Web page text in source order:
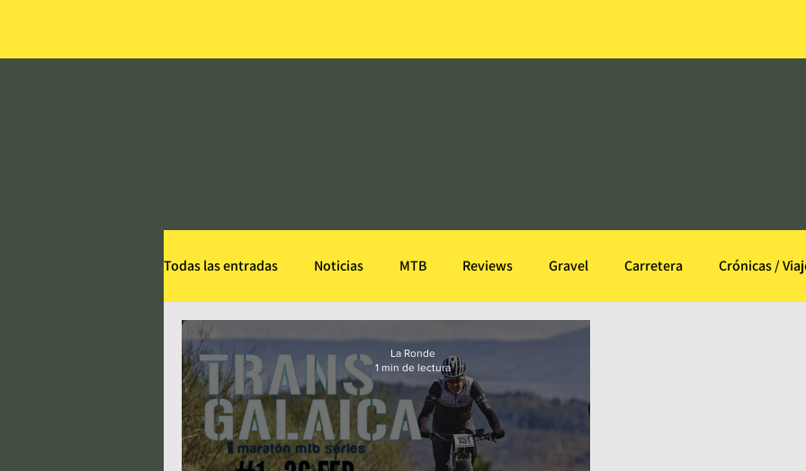
Todas las entradas Noticias MTB Reviews Gravel Carretera Crónicas /
Indoor BTTGALICIA Opinión Transgalaica
París - Roubaix Tri Duatlón Cómic Patologías
La Ronde
1 min de lectura